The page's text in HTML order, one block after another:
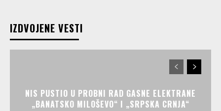
IZDVOJENE VESTI
NIS PUSTIO U PROBNI RAD GASNE ELEKTRANE
„BANATSKO MILOŠEVO“ I „SRPSKA CRNJA“